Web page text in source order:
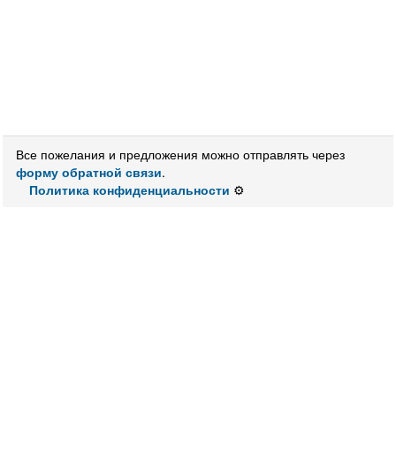
Все пожелания и предложения можно отправлять через
форму обратной связи.
Политика конфиденциальности ⚙️